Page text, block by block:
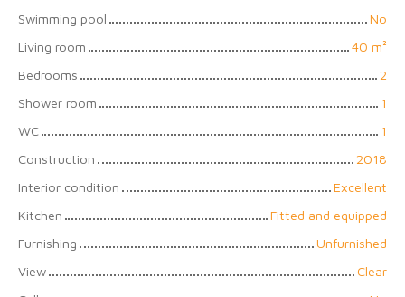
Swimming pool
No
Living room
40 m²
Bedrooms
2
Shower room
1
WC
1
Construction
2018
Interior condition
Excellent
Kitchen
Fitted and equipped
Furnishing
Unfurnished
View
Clear